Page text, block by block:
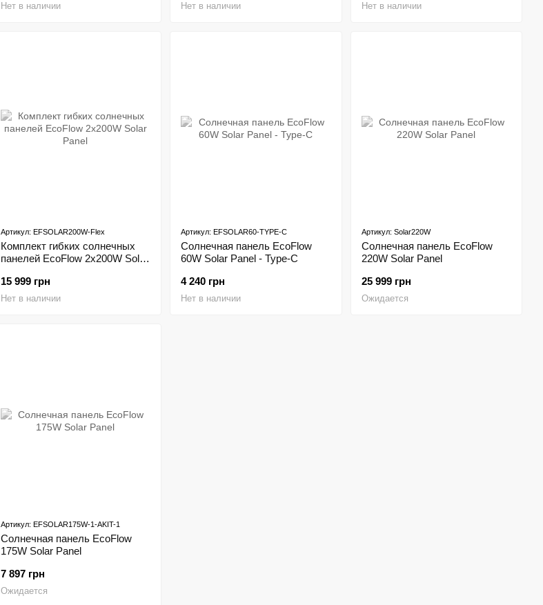
Нет в наличии Нет в наличии Нет в наличии
Артикул: EFSOLAR200W-Flex
Комплект гибких солнечных
панелей EcoFlow 2x200W Solar
15 999 грн
Нет в наличии
Артикул: EFSOLAR60-TYPE-C
Солнечная панель EcoFlow
60W Solar Panel - Type-C
4 240 грн
Нет в наличии
Артикул: Solar220W
Солнечная панель EcoFlow
220W Solar Panel
25 999 грн
Ожидается
Артикул: EFSOLAR175W-1-AKIT-1
Солнечная панель EcoFlow
175W Solar Panel
7 897 грн
Ожидается